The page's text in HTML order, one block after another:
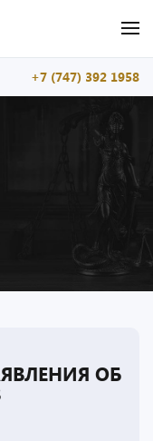
+7 (747) 392 1958
ОБ